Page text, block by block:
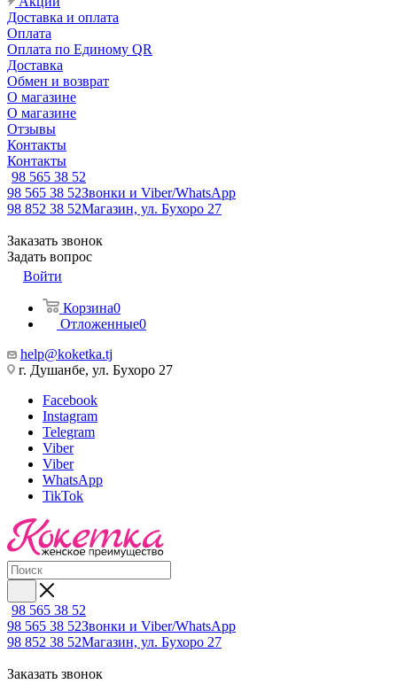
Доставка и оплата
Оплата
Оплата по Единому QR
Доставка
Обмен и возврат
О магазине
О магазине
Отзывы
Контакты
Контакты
98 565 38 52
98 565 38 52Звонки и Viber/WhatsApp
98 852 38 52Магазин, ул. Бухоро 27
Заказать звонок
Задать вопрос
Войти
Корзина0
Отложенные0
help@koketka.tj
г. Душанбе, ул. Бухоро 27
Facebook
Instagram
Telegram
Viber
Viber
WhatsApp
TikTok
98 565 38 52
98 565 38 52Звонки и Viber/WhatsApp
98 852 38 52Магазин, ул. Бухоро 27
Заказать звонок